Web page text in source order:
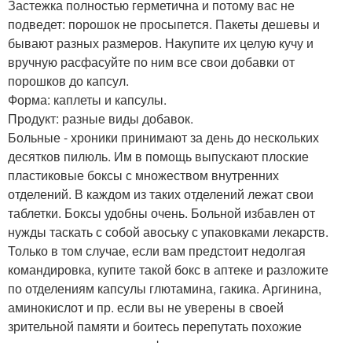
Застежка полностью герметична и потому вас не
подведет: порошок не просыпется. Пакеты дешевы и
бывают разных размеров. Накупите их целую кучу и
вручную расфасуйте по ним все свои добавки от
порошков до капсул.
Форма: каплеты и капсулы.
Продукт: разные виды добавок.
Больные - хроники принимают за день до нескольких
десятков пилюль. Им в помощь выпускают плоские
пластиковые боксы с множеством внутренних
отделений. В каждом из таких отделений лежат свои
таблетки. Боксы удобны очень. Больной избавлен от
нужды таскать с собой авоську с упаковками лекарств.
Только в том случае, если вам предстоит недолгая
командировка, купите такой бокс в аптеке и разложите
по отделениям капсулы глютамина, гакика. Аргинина,
аминокислот и пр. если вы не уверены в своей
зрительной памяти и боитесь перепутать похожие